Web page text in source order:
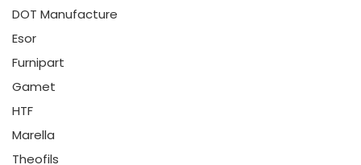
DOT Manufacture
Esor
Furnipart
Gamet
HTF
Marella
Theofils